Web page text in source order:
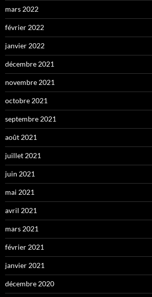
mars 2022
février 2022
janvier 2022
décembre 2021
novembre 2021
octobre 2021
septembre 2021
août 2021
juillet 2021
juin 2021
mai 2021
avril 2021
mars 2021
février 2021
janvier 2021
décembre 2020